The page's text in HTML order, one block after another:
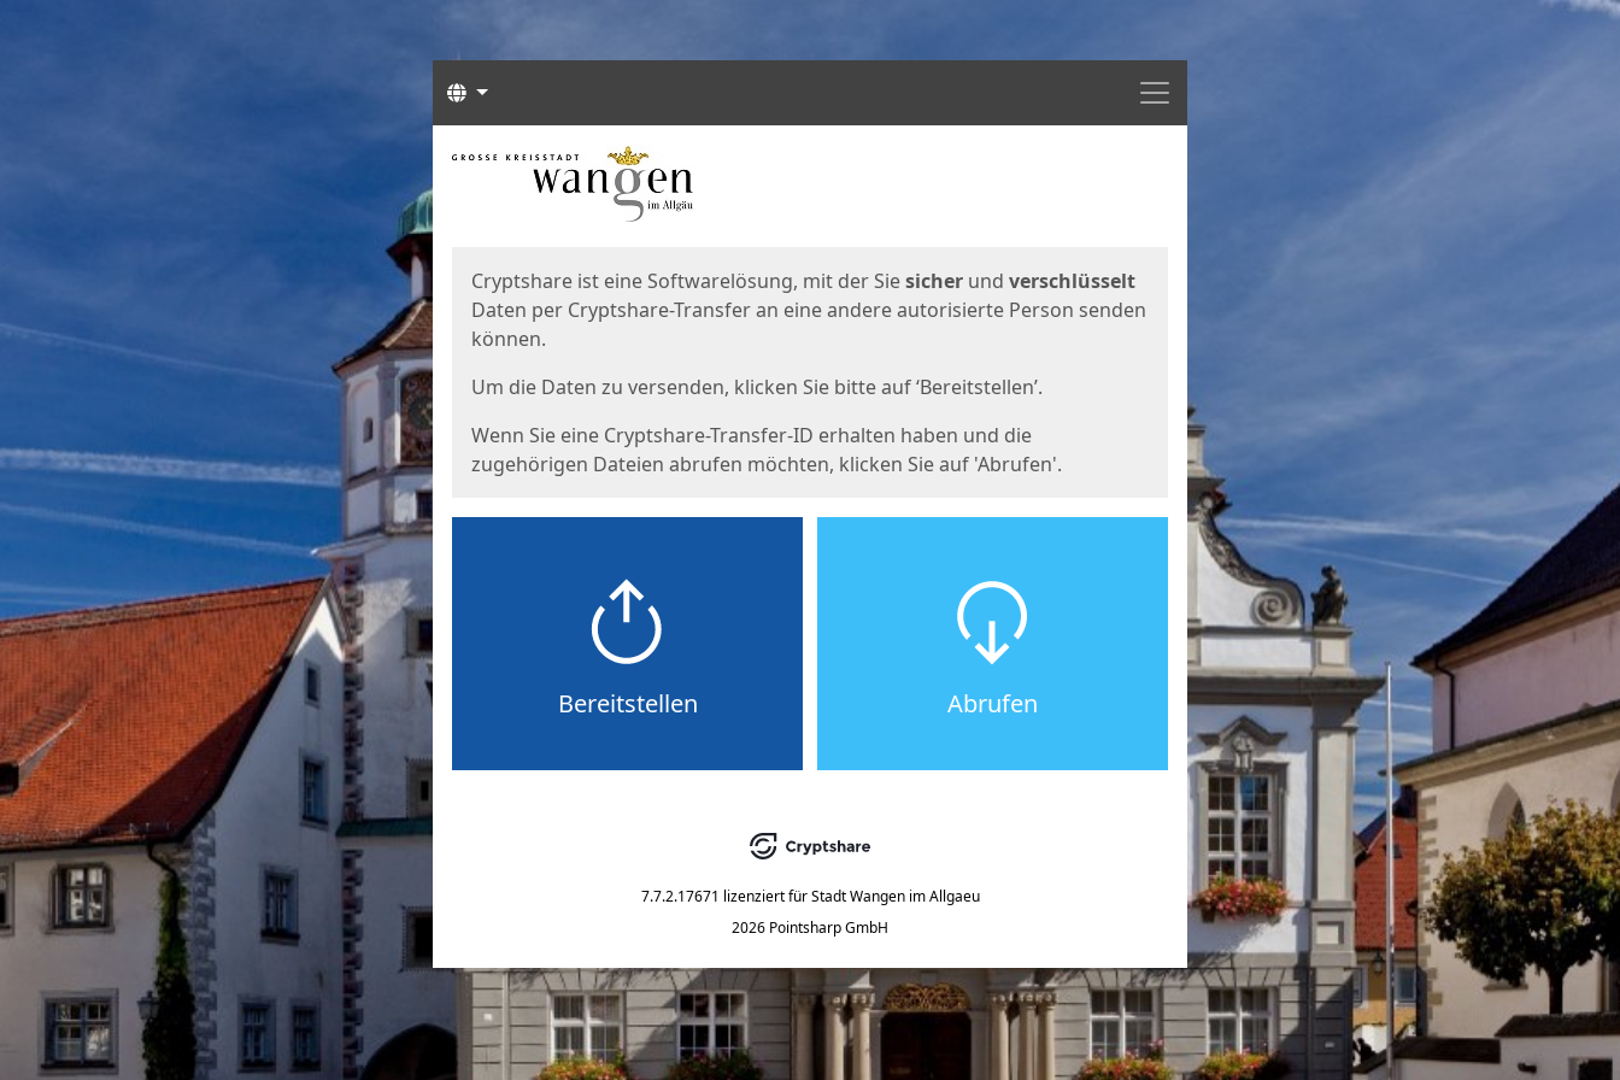
Menü
Sprachen
Start
Cryptshare ist eine Softwarelösung, mit der Siesicher und verschlüsselt
Daten per Cryptshare-Transfer an eine andere autorisierte Person senden
können.
Um die Daten zu versenden, klicken Sie bitte auf ‘Bereitstellen’.
Wenn Sie eine Cryptshare-Transfer-ID erhalten haben und die
zugehörigen Dateien abrufen möchten, klicken Sie auf 'Abrufen'.
Bereitstellen Abrufen
7.7.2.17671 lizenziert für Stadt Wangen im Allgaeu
2026 Pointsharp GmbH